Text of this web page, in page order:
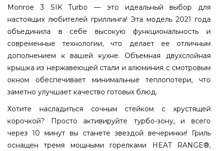
Monroe 3 SIK Turbo — это идеальный выбор для
настоящих любителей гриллинга! Эта модель 2021 года
объединила в себе высокую функциональность и
современные технологии, что делает ее отличным
дополнением к вашей кухне. Объемная двухслойная
крышка из нержавеющей стали и алюминия с смотровым
окном обеспечивает минимальные теплопотери, что
заметно улучшает качество готовых блюд.
Хотите насладиться сочным стейком с хрустящей
корочкой? Просто активируйте турбо-зону, и всего
через 10 минут вы станете звездой вечеринки! Гриль
оснащен тремя мощными горелками HEAT RANGE®,